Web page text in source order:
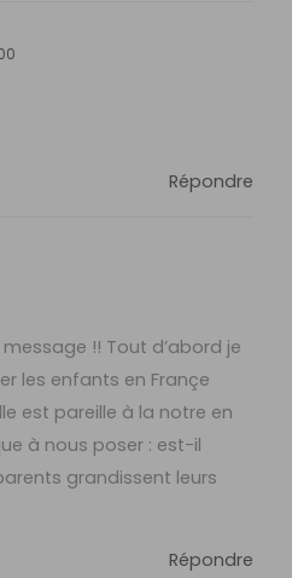
Répondre
!! Tout d’abord je
les enfants en Françe
est pareille à la notre en
à nous poser : est-il
grandissent leurs
Répondre